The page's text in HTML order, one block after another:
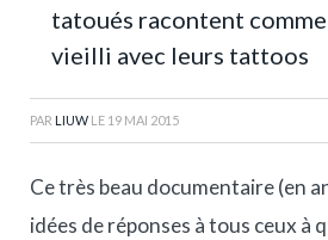
tatoués racontent
vieilli avec leurs tattoos
PAR LIUW LE 19 MAI 2015
Ce très beau documentaire (en
idées de réponses à tous ceux à